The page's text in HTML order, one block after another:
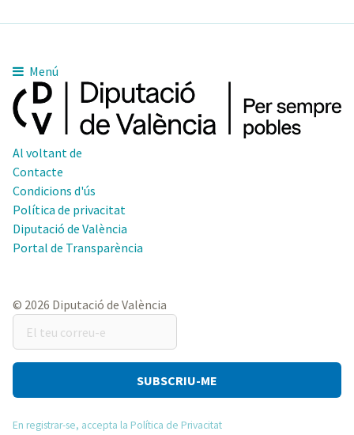
Menú
Al voltant de
Contacte
Condicions d'ús
Política de privacitat
Diputació de València
Portal de Transparència
© 2026 Diputació de València
teu
correu-
En registrar-se, accepta la Política de Privacitat